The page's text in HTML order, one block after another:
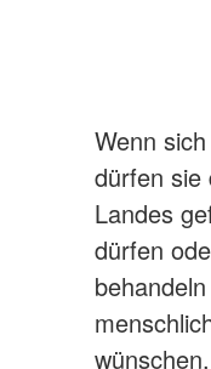
Wenn
dürfen sie
Landes
dürfen